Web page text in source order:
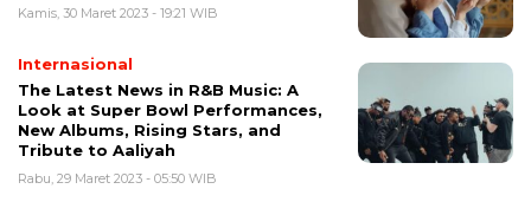
Kamis, 30 Maret 2023 - 19:21 WIB
Internasional
The Latest News in R&B Music: A
Look at Super Bowl Performances,
New Albums, Rising Stars, and
Tribute to Aaliyah
Rabu, 29 Maret 2023 - 05:50 WIB